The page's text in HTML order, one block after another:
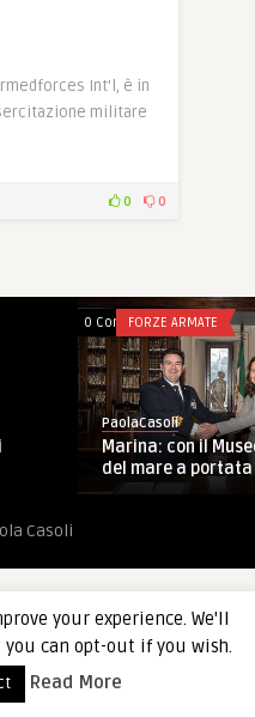
Int’l, è in
militare
0 0
0 CommentsFORZE ARMATE
PaolaCasoli
Marina: con il
del mare a
Casoli
your experience. We'll
can opt-out if you wish.
Read More